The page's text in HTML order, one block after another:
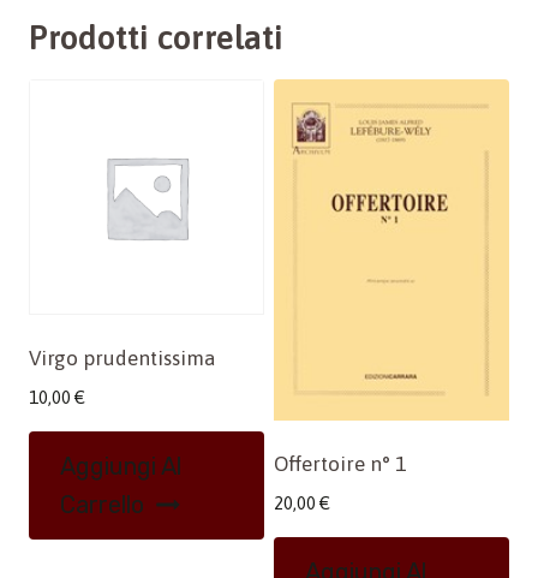
Prodotti correlati
Virgo prudentissima
10,00 €
Aggiungi Al
Carrello
Offertoire n° 1
20,00 €
Aggiungi Al